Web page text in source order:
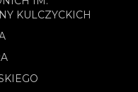
KULCZYCKICH